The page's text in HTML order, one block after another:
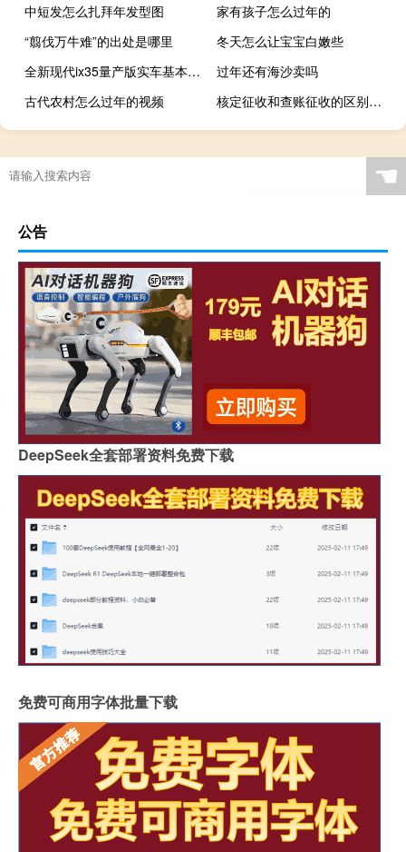
中短发怎么扎拜年发型图
家有孩子怎么过年的
“翦伐万牛难”的出处是哪里
冬天怎么让宝宝白嫩些
全新现代ix35量产版实车基本延续了之前概念车的设计
过年还有海沙卖吗
古代农村怎么过年的视频
核定征收和查账征收的区别有哪些
☚
公告
DeepSeek全套部署资料免费下载
免费可商用字体批量下载